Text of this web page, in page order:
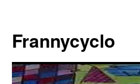
contenu
Frannycyclo